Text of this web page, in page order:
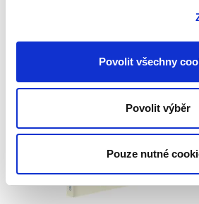
Povolit všechny
Povolit výběr
Pouze nutné
že člen statutárního orgánu je
Nároky